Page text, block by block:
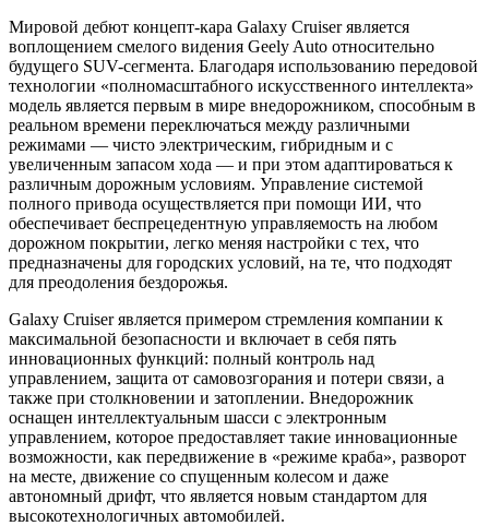
Мировой дебют концепт-кара Galaxy Cruiser является
воплощением смелого видения Geely Auto относительно
будущего SUV-сегмента. Благодаря использованию передовой
технологии «полномасштабного искусственного интеллекта»
модель является первым в мире внедорожником, способным в
реальном времени переключаться между различными
режимами — чисто электрическим, гибридным и с
увеличенным запасом хода — и при этом адаптироваться к
различным дорожным условиям. Управление системой
полного привода осуществляется при помощи ИИ, что
обеспечивает беспрецедентную управляемость на любом
дорожном покрытии, легко меняя настройки с тех, что
предназначены для городских условий, на те, что подходят
для преодоления бездорожья.
Galaxy Cruiser является примером стремления компании к
максимальной безопасности и включает в себя пять
инновационных функций: полный контроль над
управлением, защита от самовозгорания и потери связи, а
также при столкновении и затоплении. Внедорожник
оснащен интеллектуальным шасси с электронным
управлением, которое предоставляет такие инновационные
возможности, как передвижение в «режиме краба», разворот
на месте, движение со спущенным колесом и даже
автономный дрифт, что является новым стандартом для
высокотехнологичных автомобилей.